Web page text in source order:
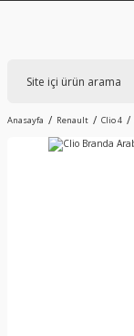
Anasayfa Renault Clio 4